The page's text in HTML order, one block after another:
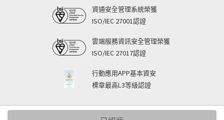
資通安全管理系統榮獲
ISO/IEC 27001認證
雲端服務資訊安全管理榮獲
ISO/IEC 27017認證
行動應用APP基本資安
標章最高L3等級認證